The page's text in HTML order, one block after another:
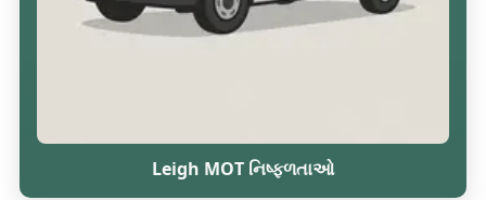
Leigh MOT નિષ્ફળતાઓ